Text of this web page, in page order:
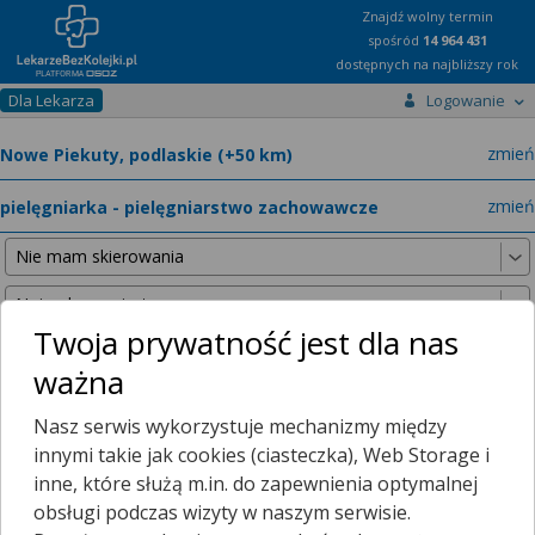
Znajdź wolny termin
spośród 14 964 431
dostępnych na najbliższy rok
Dla Lekarza Logowanie
zmień
zmień
Nie znaleźliśmy żadnych lekarzy w promieniu25 km , dlatego
zwiększyliśmy promień wyszukiwania do
50 km
Twoja prywatność jest dla nas
ważna
Nasz serwis wykorzystuje mechanizmy między
innymi takie jak cookies (ciasteczka), Web Storage i
inne, które służą m.in. do zapewnienia optymalnej
obsługi podczas wizyty w naszym serwisie.